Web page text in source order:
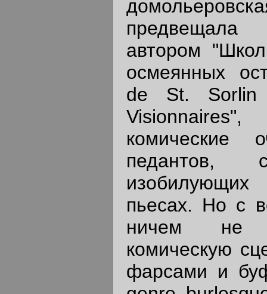
автором
осмеянных
de St.
комические
педантов,
пьесах. Но с
ничем не
комическую
фарсами и